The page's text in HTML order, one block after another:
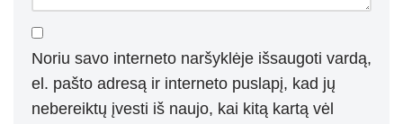
Noriu savo interneto naršyklėje išsaugoti vardą,
el. pašto adresą ir interneto puslapį, kad jų
nebereiktų įvesti iš naujo, kai kitą kartą vėl